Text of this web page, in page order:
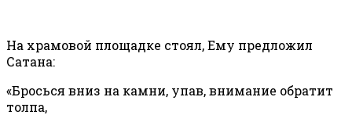
На храмовой площадке стоял, Ему предложил
Сатана:
«Бросься вниз на камни, упав, внимание обратит
толпа,